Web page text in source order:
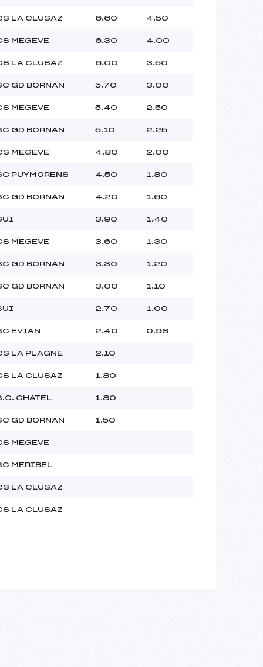
LA CLUSAZ 6.60 4.50
MEGEVE 6.30 4.00
LA CLUSAZ 6.00 3.50
GD BORNAN 5.70 3.00
MEGEVE 5.40 2.50
GD BORNAN 5.10 2.25
MEGEVE 4.80 2.00
PUYMORENS 4.50 1.80
GD BORNAN 4.20 1.60
3.90 1.40
MEGEVE 3.60 1.30
GD BORNAN 3.30 1.20
GD BORNAN 3.00 1.10
2.70 1.00
EVIAN 2.40 0.98
LA PLAGNE 2.10
LA CLUSAZ 1.80
CHATEL 1.80
GD BORNAN 1.50
MEGEVE
MERIBEL
LA CLUSAZ
LA CLUSAZ